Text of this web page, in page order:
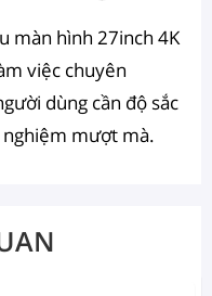
màn hình 27inch 4K
việc chuyên
dùng cần độ sắc
mượt mà.